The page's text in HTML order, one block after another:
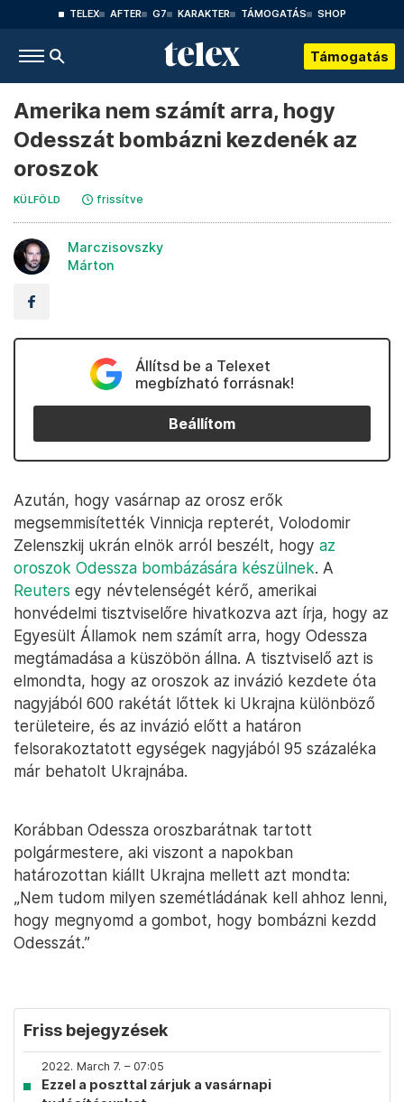
TELEX AFTER G7 KARAKTER TÁMOGATÁS SHOP
Támogatás
Amerika nem számít arra, hogy
Odesszát bombázni kezdenék az
oroszok
KÜLFÖLD frissítve
Marczisovszky
Márton
Állítsd be a Telexet
megbízható forrásnak!
Beállítom
Azután, hogy vasárnap az orosz erők
megsemmisítették Vinnicja repterét, Volodomir
Zelenszkij ukrán elnök arról beszélt, hogy az
oroszok Odessza bombázására készülnek. A
Reuters egy névtelenségét kérő, amerikai
honvédelmi tisztviselőre hivatkozva azt írja, hogy az
Egyesült Államok nem számít arra, hogy Odessza
megtámadása a küszöbön állna. A tisztviselő azt is
elmondta, hogy az oroszok az invázió kezdete óta
nagyjából 600 rakétát lőttek ki Ukrajna különböző
területeire, és az invázió előtt a határon
felsorakoztatott egységek nagyjából 95 százaléka
már behatolt Ukrajnába.
Korábban Odessza oroszbarátnak tartott
polgármestere, aki viszont a napokban
határozottan kiállt Ukrajna mellett azt mondta:
„Nem tudom milyen szemétládának kell ahhoz lenni,
hogy megnyomd a gombot, hogy bombázni kezdd
Odesszát.”
Friss bejegyzések
2022. March 7. – 07:05
Ezzel a poszttal zárjuk a vasárnapi